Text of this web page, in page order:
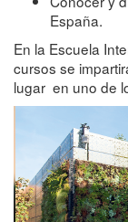
España.
En la Escuela
cursos se
lugar en uno de